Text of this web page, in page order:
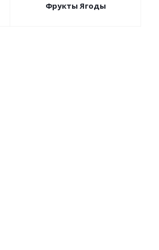
Фрукты Ягоды